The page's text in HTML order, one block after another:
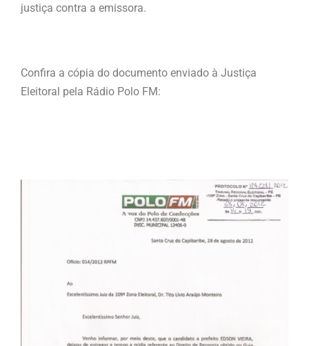
justiça contra a emissora.
Confira a cópia do documento enviado à Justiça
Eleitoral pela Rádio Polo FM: